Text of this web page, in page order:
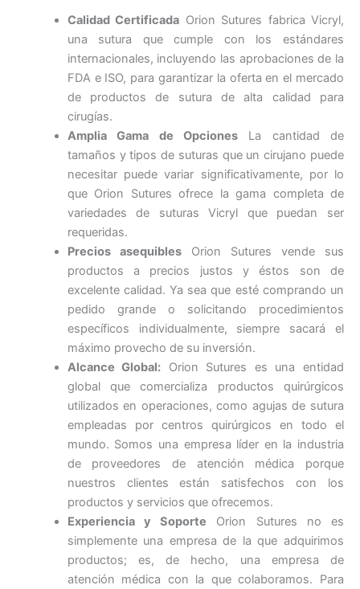
Enviar
Calidad Certificada Orion Sutures fabrica Vicryl,
una sutura que cumple con los estándares
internacionales, incluyendo las aprobaciones de la
FDA e ISO, para garantizar la oferta en el mercado
de productos de sutura de alta calidad para
cirugías.
Amplia Gama de OpcionesLa cantidad de
tamaños y tipos de suturas que un cirujano puede
necesitar puede variar significativamente, por lo
que Orion Sutures ofrece la gama completa de
variedades de suturas Vicryl que puedan ser
requeridas.
Precios asequiblesOrion Sutures vende sus
productos a precios justos y éstos son de
excelente calidad. Ya sea que esté comprando un
pedido grande o solicitando procedimientos
específicos individualmente, siempre sacará el
máximo provecho de su inversión.
Alcance Global: Orion Sutures es una entidad
global que comercializa productos quirúrgicos
utilizados en operaciones, como agujas de sutura
empleadas por centros quirúrgicos en todo el
mundo. Somos una empresa líder en la industria
de proveedores de atención médica porque
nuestros clientes están satisfechos con los
productos y servicios que ofrecemos.
Experiencia y Soporte Orion Sutures no es
simplemente una empresa de la que adquirimos
productos; es, de hecho, una empresa de
atención médica con la que colaboramos. Para